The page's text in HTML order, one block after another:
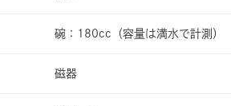
碗：180cc（容量は満水で計測）
磁器